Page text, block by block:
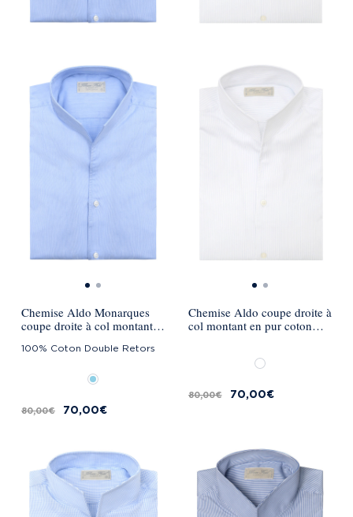
Chemise Aldo Monarques
coupe droite à col montant -
100% Coton Double Retors
80,00 € 70,00 €
Chemise Aldo coupe droite à
col montant en pur coton
80,00 € 70,00 €